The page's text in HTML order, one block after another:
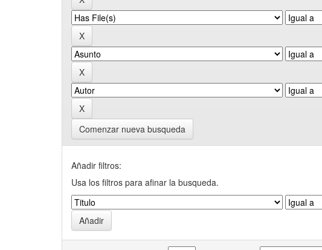
Comenzar nueva busqueda
Añadir filtros:
Usa los filtros para afinar la busqueda.